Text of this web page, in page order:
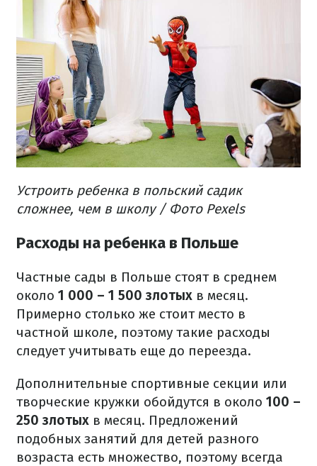
Устроить ребенка в польский садик
сложнее, чем в школу / Фото Pexels
Расходы на ребенка в Польше
Частные сады в Польше стоят в среднем
около 1 000 – 1 500 злотых в месяц.
Примерно столько же стоит место в
частной школе, поэтому такие расходы
следует учитывать еще до переезда.
Дополнительные спортивные секции или
творческие кружки обойдутся в около 100 –
250 злотых в месяц. Предложений
подобных занятий для детей разного
возраста есть множество, поэтому всегда